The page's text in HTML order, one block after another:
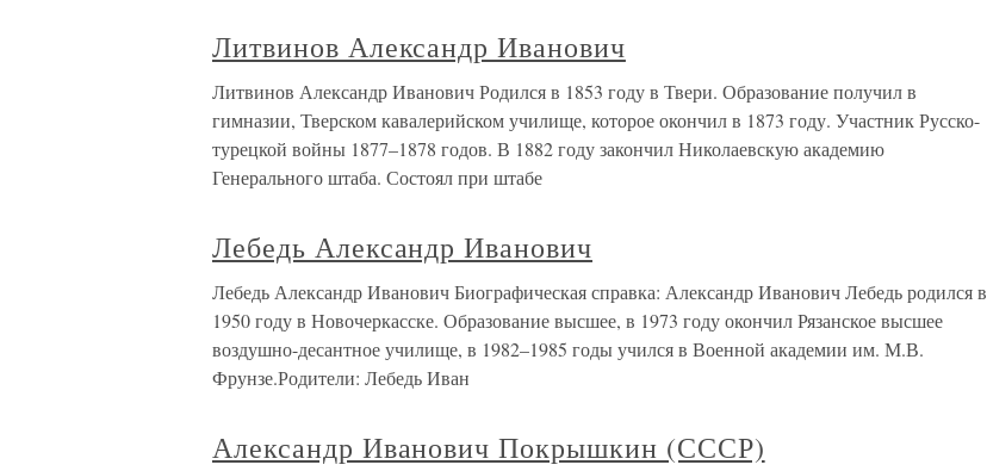
Литвинов Александр Иванович
Литвинов Александр Иванович Родился в 1853 году в Твери. Образование получил в
гимназии, Тверском кавалерийском училище, которое окончил в 1873 году. Участник Русско-
турецкой войны 1877–1878 годов. В 1882 году закончил Николаевскую академию
Генерального штаба. Состоял при штабе
Лебедь Александр Иванович
Лебедь Александр Иванович Биографическая справка: Александр Иванович Лебедь родился в
1950 году в Новочеркасске. Образование высшее, в 1973 году окончил Рязанское высшее
воздушно-десантное училище, в 1982–1985 годы учился в Военной академии им. М.В.
Фрунзе.Родители: Лебедь Иван
Александр Иванович Покрышкин (СССР)